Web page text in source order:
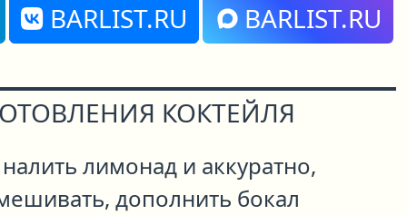
BARLIST.RU BARLIST.RU
КОКТЕЙЛЯ
лимонад и аккуратно,
дополнить бокал